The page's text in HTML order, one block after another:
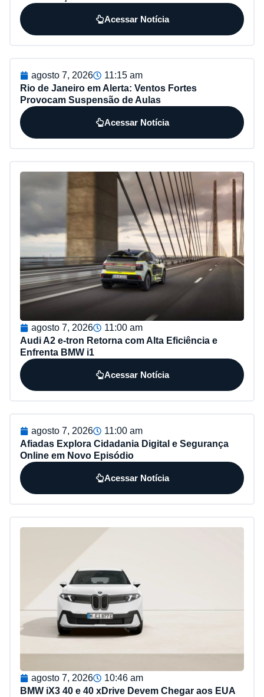
Acessar Notícia
agosto 7, 2026
11:15 am
Rio de Janeiro em Alerta: Ventos Fortes
Provocam Suspensão de Aulas
Acessar Notícia
agosto 7, 2026
11:00 am
Audi A2 e-tron Retorna com Alta Eficiência e
Enfrenta BMW i1
Acessar Notícia
agosto 7, 2026
11:00 am
Afiadas Explora Cidadania Digital e Segurança
Online em Novo Episódio
Acessar Notícia
agosto 7, 2026
10:46 am
BMW iX3 40 e 40 xDrive Devem Chegar aos EUA